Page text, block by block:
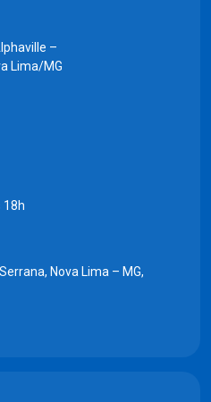
–
Lima/MG
18h
Nova Lima – MG,